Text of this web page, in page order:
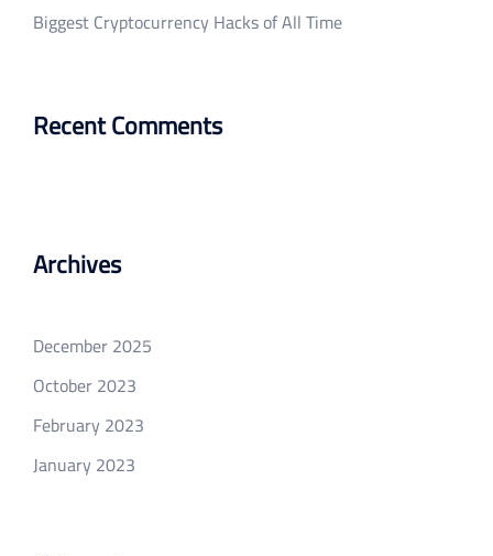
Biggest Cryptocurrency Hacks of All Time
Recent Comments
Archives
December 2025
October 2023
February 2023
January 2023